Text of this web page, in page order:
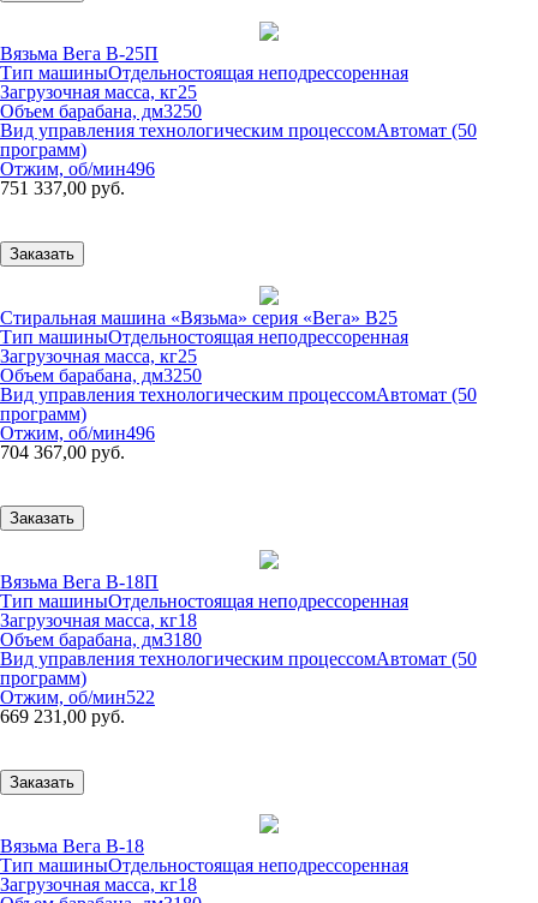
Вязьма Вега В-25П
Тип машиныОтдельностоящая неподрессоренная
Загрузочная масса, кг25
Объем барабана, дм3250
Вид управления технологическим процессомАвтомат (50
программ)
Отжим, об/мин496
751 337,00 руб.
Заказать
Стиральная машина «Вязьма» серия «Вега» В25
Тип машиныОтдельностоящая неподрессоренная
Загрузочная масса, кг25
Объем барабана, дм3250
Вид управления технологическим процессомАвтомат (50
программ)
Отжим, об/мин496
704 367,00 руб.
Заказать
Вязьма Вега В-18П
Тип машиныОтдельностоящая неподрессоренная
Загрузочная масса, кг18
Объем барабана, дм3180
Вид управления технологическим процессомАвтомат (50
программ)
Отжим, об/мин522
669 231,00 руб.
Заказать
Вязьма Вега В-18
Тип машиныОтдельностоящая неподрессоренная
Загрузочная масса, кг18